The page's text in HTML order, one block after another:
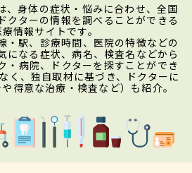
、身体の症状・悩みに合わせ、全国
クターの情報を調べることができる
情報サイトです。
・駅、診療時間、医院の特徴などの
になる症状、病名、検査名などから
・病院、ドクターを探すことができ
く、独自取材に基づき、ドクターに
得意な治療・検査など）も紹介。